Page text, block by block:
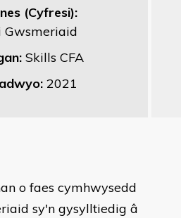
(Cyfresi):
Gwsmeriaid
Skills CFA
2021
o faes cymhwysedd
sy'n gysylltiedig â